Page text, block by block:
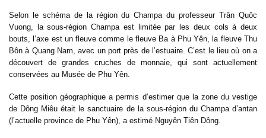
Selon le schéma de la région du Champa du professeur Trân Quôc
Vuong, la sous-région Champa est limitée par les deux cols à deux
bouts, l’axe est un fleuve comme le fleuve Ba à Phu Yên, la fleuve Thu
Bôn à Quang Nam, avec un port près de l’estuaire. C’est le lieu où on a
découvert de grandes cruches de monnaie, qui sont actuellement
conservées au Musée de Phu Yên.
Cette position géographique a permis d’estimer que la zone du vestige
de Dông Miêu était le sanctuaire de la sous-région du Champa d’antan
(l’actuelle province de Phu Yên), a estimé Nguyên Tiên Dông.